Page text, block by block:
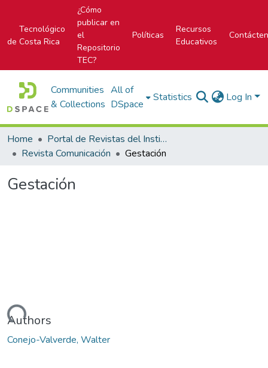
Tecnológico
de Costa Rica
¿Cómo
publicar en
el
Repositorio
TEC?
Políticas
Recursos
Educativos
Communities
& Collections
All of
DSpace
Statistics Log In
Home
Portal de Revistas del Instituto Tecnológico de Costa Rica
Revista Comunicación
Gestación
Gestación
Authors
Conejo-Valverde, Walter